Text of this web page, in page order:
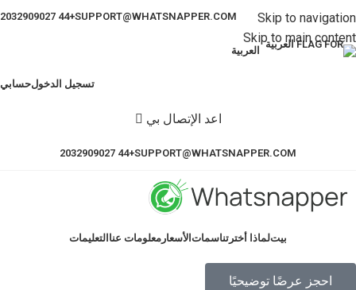
Skip to navigation
Skip to main content
SUPPORT@WHATSNAPPER.COM
+44 2032909027
العربية
تسجيل الدخولحسابي
اعد الإتصال بي
SUPPORT@WHATSNAPPER.COM
+44 2032909027
بيتلماذا أخترتناسمات الأسعار معلومات عنا التعليمات
احجز عرضًا توضيحيًا